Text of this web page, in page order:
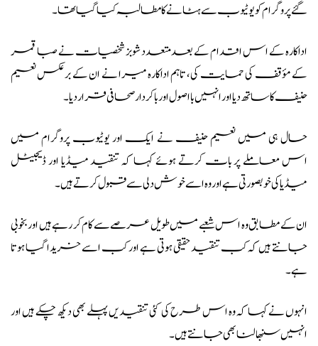
گئے پروگرام کو یوٹیوب سے ہٹانے کا مطالبہ کیا گیا تھا۔
اداکارہ کے اس اقدام کے بعد متعدد شوبز شخصیات نے صبا قمر
کے مؤقف کی حمایت کی، تاہم اداکارہ میرا نے ان کے برعکس نعیم
حنیف کا ساتھ دیا اور انہیں بااصول اور باکردار صحافی قرار دیا۔
حال ہی میں نعیم حنیف نے ایک اور یوٹیوب پروگرام میں
اس معاملے پر بات کرتے ہوئے کہا کہ تنقید میڈیا اور ڈیجیٹل
میڈیا کی خوبصورتی ہے اور وہ اسے خوش دلی سے قبول کرتے ہیں۔
ان کے مطابق وہ اس شعبے میں طویل عرصے سے کام کر رہے ہیں اور بخوبی
جانتے ہیں کہ کب تنقید حقیقی ہوتی ہے اور کب اسے خریدا گیا ہوتا
ہے۔
انہوں نے کہا کہ وہ اس طرح کی کئی تنقیدیں پہلے بھی دیکھ چکے ہیں اور
انہیں سنبھالنا بھی جانتے ہیں۔